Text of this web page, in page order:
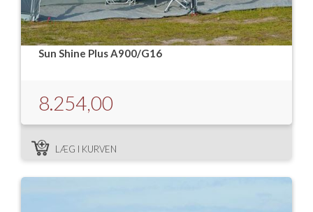
Sun Shine Plus A900/G16
8.254,00
LÆG I KURVEN